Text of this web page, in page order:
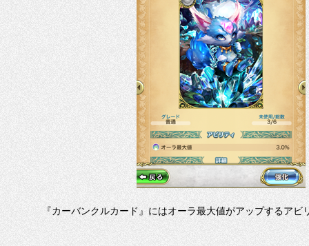
『カーバンクルカード』にはオーラ最大値がアップするアビ